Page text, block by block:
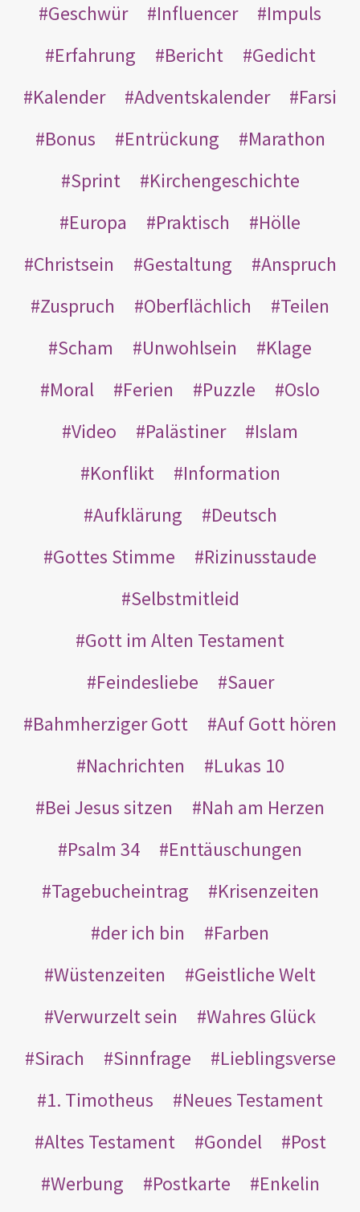
Geschwür
Influencer
Impuls
Erfahrung
Bericht
Gedicht
Kalender
Adventskalender
Farsi
Bonus
Entrückung
Marathon
Sprint
Kirchengeschichte
Europa
Praktisch
Hölle
Christsein
Gestaltung
Anspruch
Zuspruch
Oberflächlich
Teilen
Scham
Unwohlsein
Klage
Moral
Ferien Puzzle
Oslo
Video
Palästiner
Islam
Konflikt
Information
Aufklärung
Deutsch
Gottes Stimme
Rizinusstaude
Selbstmitleid
Gott im Alten Testament
Feindesliebe
Sauer
Bahmherziger Gott
Auf Gott hören
Nachrichten
Lukas 10
Bei Jesus sitzen
Nah am Herzen
Psalm 34
Enttäuschungen
Tagebucheintrag
Krisenzeiten
der ich bin
Farben
Wüstenzeiten
Geistliche Welt
Verwurzelt sein
Wahres Glück
Sirach
Sinnfrage
Lieblingsverse
1. Timotheus
Neues Testament
Altes Testament
Gondel
Post
Werbung
Postkarte Enkelin